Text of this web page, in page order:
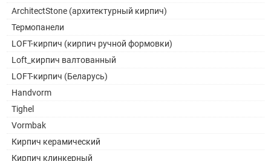
ArchitectStone (архитектурный кирпич)
Термопанели
LOFT-кирпич (кирпич ручной формовки)
Loft_кирпич валтованный
LOFT-кирпич (Беларусь)
Handvorm
Tighel
Vormbak
Кирпич керамический
Кирпич клинкерный